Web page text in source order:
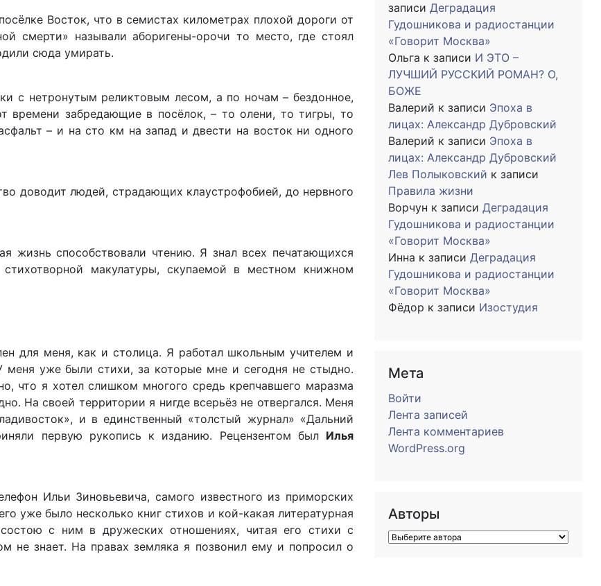
Восток, что в семистах километрах плохой дороги от
смерти» называли аборигены-орочи то место, где стоял
сюда умирать.
с нетронутым реликтовым лесом, а по ночам – бездонное,
времени забредающие в посёлок, – то олени, то тигры, то
– и на сто км на запад и двести на восток ни одного
доводит людей, страдающих клаустрофобией, до нервного
жизнь способствовали чтению. Я знал всех печатающихся
макулатуры, скупаемой в местном книжном
для меня, как и столица. Я работал школьным учителем и
меня уже были стихи, за которые мне и сегодня не стыдно.
что я хотел слишком многого средь крепчавшего маразма
На своей территории я нигде всерьёз не отвергался. Меня
и в единственный «толстый журнал» «Дальний
первую рукопись к изданию. Рецензентом был Илья
Ильи Зиновьевича, самого известного из приморских
уже было несколько книг стихов и кой-какая литературная
с ним в дружеских отношениях, читая его стихи с
не знает. На правах земляка я позвонил ему и попросил о
записи Деградация
Гудошникова и радиостанции
«Говорит Москва»
Ольга к записи И ЭТО –
ЛУЧШИЙ РУССКИЙ РОМАН? О,
БОЖЕ
Валерий к записи Эпоха в
лицах: Александр Дубровский
Валерий к записи Эпоха в
лицах: Александр Дубровский
Лев Полыковский к записи
Правила жизни
Ворчун к записи Деградация
Гудошникова и радиостанции
«Говорит Москва»
Инна к записи Деградация
Гудошникова и радиостанции
«Говорит Москва»
Фёдор к записи Изостудия
Мета
Войти
Лента записей
Лента комментариев
WordPress.org
Авторы